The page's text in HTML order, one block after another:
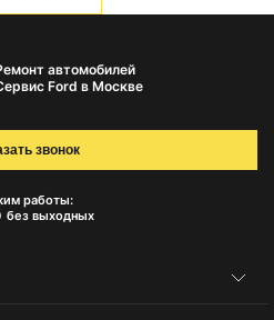
автомобилей
Ford в Москве
работы:
без выходных
звонок